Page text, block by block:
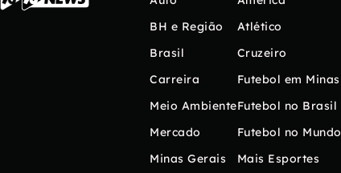
BH e Região
Brasil
Carreira
Meio Ambiente
Mercado
Minas Gerais
Atlético
Cruzeiro
Futebol em Minas
Futebol no Brasil
Futebol no Mundo
Mais Esportes